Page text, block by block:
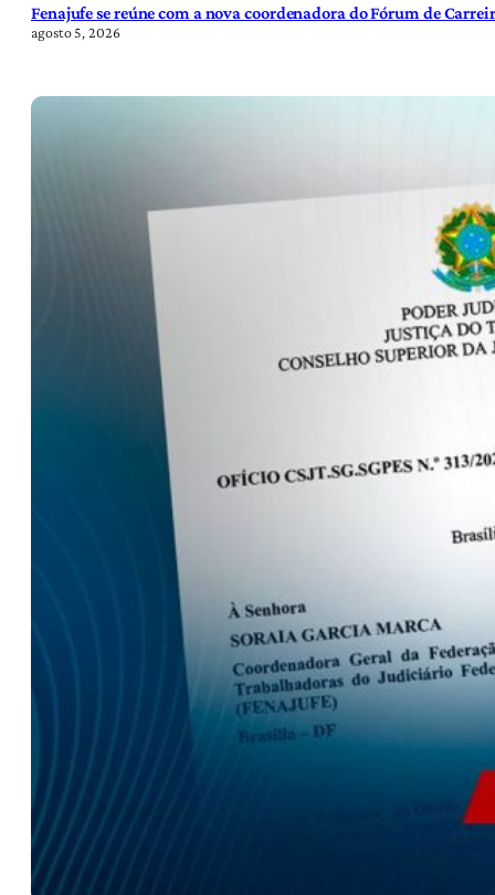
Fenajufe se reúne com a nova coordenadora do Fórum de
agosto 5, 2026